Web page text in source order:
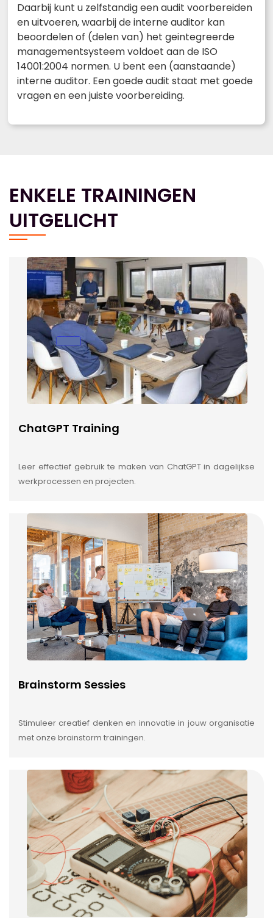
Daarbij kunt u zelfstandig een audit voorbereiden
en uitvoeren, waarbij de interne auditor kan
beoordelen of (delen van) het geintegreerde
managementsysteem voldoet aan de ISO
14001:2004 normen. U bent een (aanstaande)
interne auditor. Een goede audit staat met goede
vragen en een juiste voorbereiding.
ENKELE TRAININGEN
UITGELICHT
ChatGPT Training
Leer effectief gebruik te maken van ChatGPT in dagelijkse
werkprocessen en projecten.
Brainstorm Sessies
Stimuleer creatief denken en innovatie in jouw organisatie
met onze brainstorm trainingen.